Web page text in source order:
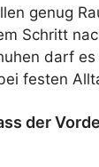
genug
Schritt
darf
festen
der